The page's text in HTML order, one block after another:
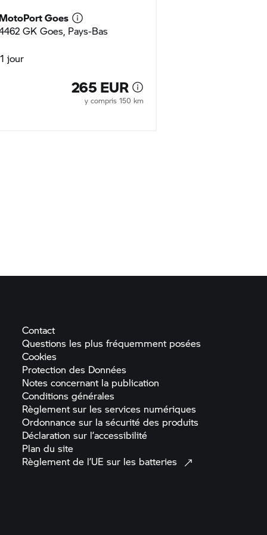
Goes
GK Goes, Pays-Bas
1 jour
265 EUR
y compris 150 km
Contact
Questions les plus fréquemment posées
Cookies
Protection des Données
Notes concernant la publication
Conditions générales
Règlement sur les services numériques
Ordonnance sur la sécurité des produits
Déclaration sur l’accessibilité
Plan du site
Règlement de l’UE sur les batteries